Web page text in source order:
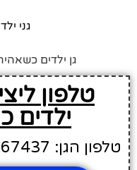
גני
גן ילדים
טלפון
ילדים
טלפון הגן: 03-9667437